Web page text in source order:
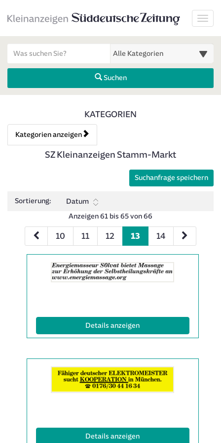
Suchen
Kategorien & Anzeigen
KATEGORIEN
Kategorien anzeigen
Bedienhinweis: Navigieren Sie mit Tab (Shift+Tab zurück).
Rubrik:
SZ Kleinanzeigen Stamm-Markt
Suchanfrage speichern
Sortierung:
Datum
Anzeigen 61 bis 65 von 66
10 11 12 13 14
der
Anzeige
Details anzeigen(ID: 2063499)
der
Anzeige
2060478
Details anzeigen(ID: 2060478)